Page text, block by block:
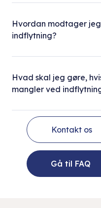
Hvordan modtager
indflytning?
Hvad skal jeg gøre,
mangler ved
Kontakt os
Gå til FAQ